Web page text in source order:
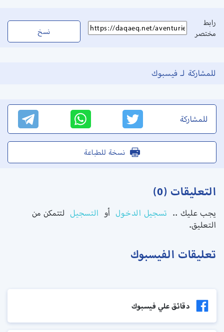
رابط
مختصر
نسخ
للمشاركة لـ فيسبوك
للمشاركة
نسخة للطباعة
التعليقات (0)
يجب عليك .. تسجيل الدخول أو التسجيل لتتمكن من
التعليق.
تعليقات الفيسبوك
دقائق علي فيسبوك